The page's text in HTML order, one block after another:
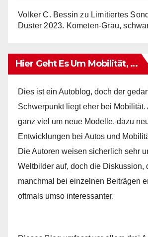
Volker C. Bessin zu Limitiertes
Duster 2023. Kometen-Grau,
Hier Geht Es Um Mobilität, …
Dies ist ein Autoblog, doch der
Schwerpunkt liegt eher bei Mobilität.
ganz viel um neue Modelle, dazu
Entwicklungen bei Autos und
Die Autoren weisen sicherlich sehr
Weltbilder auf, doch die Diskussion,
manchmal bei einzelnen Beiträgen
oftmals umso interessanter.